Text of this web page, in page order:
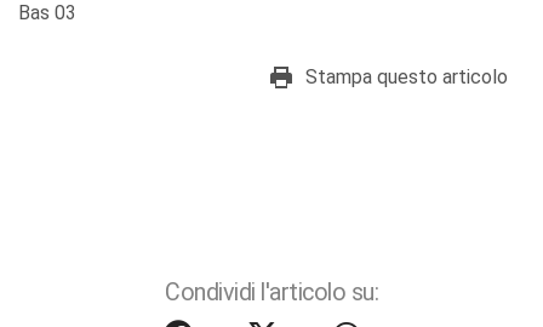
Bas 03
Stampa questo articolo
Condividi l'articolo su: